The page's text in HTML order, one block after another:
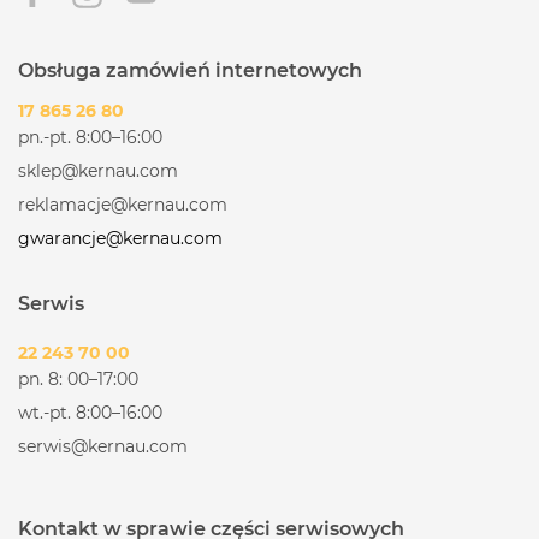
Stal nierdzewna, z której wykonano sitko, jest
temperatury. Gładka powierzchnia ułatwia
czyszczenie po każdym użyciu, co przekłada się na
wysoki poziom higieny i komfort użytkowania. To
rozwiązanie, które sprawdzi się zarówno przy
codziennym użytkowaniu, jak i podczas większych
domowych przetworów.
Obsługa zamówień internetowych
17 865 26 80
pn.-pt. 8:00–16:00
sklep@kernau.com
reklamacje@kernau.com
gwarancje@kernau.com
Serwis
22 243 70 00
pn. 8: 00–17:00
wt.-pt. 8:00–16:00
serwis@kernau.com
Kontakt w sprawie części serwisowych